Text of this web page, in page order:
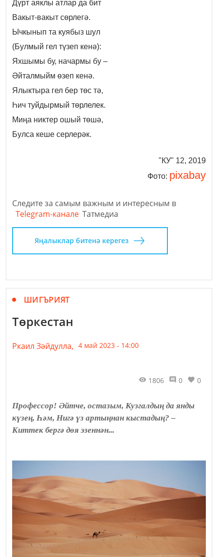
Дүрт аяклы атлар да бит
Вакыт-вакыт сөрлегә.
Ычкынып та куябыз шул
(Булмый гел түзеп кенә):
Яхшымы бу, начармы бу –
Әйталмыйм өзеп кенә.
Ялыктыра гел бер төс тә,
Һич туйдырмый төрлелек.
Миңа никтер ошый төшә,
Булса кеше серлерәк.
"КУ" 12, 2019
Фото: pixabay
Следите за самым важным и интересным в
Telegram-канале Татмедиа
Яңалыклар битенә керегез
ШИГЪРИЯТ
Төркестан
Ркаил Зәйдулла, 4 май 2023 - 14:00
1806 0 0
Профессор! Әйтче, остазым, Кузгалдың да янды
күзең, Һәм, Нигә үз артыңнан кыстадың? –
Киттек бергә дөя эзеннән...